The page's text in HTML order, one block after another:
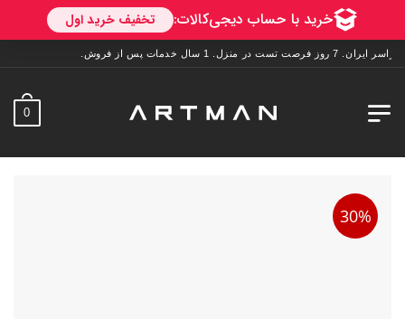
پس از فروش.
0
30%